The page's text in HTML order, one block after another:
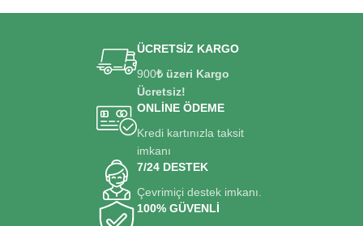
ÜCRETSİZ KARGO
900₺ üzeri Kargo
Ücretsiz!
ONLİNE ÖDEME
Kredi kartınızla taksit
imkanı
7/24 DESTEK
Çevrimiçi destek imkanı.
100% GÜVENLİ